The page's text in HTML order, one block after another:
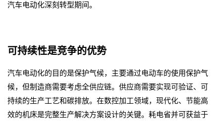
汽车电动化深刻转型期间。
可持续性是竞争的优势
汽车电动化的目的是保护气候，主要通过电动车的使用保护气
候，但制造商需要考虑全供应链。供应商需要实现可验证、可
持续的生产工艺和碳排放。在数控加工领域，现代化、节能高
效的机床是完整生产解决方案设计的关键。耗电省并可获益于